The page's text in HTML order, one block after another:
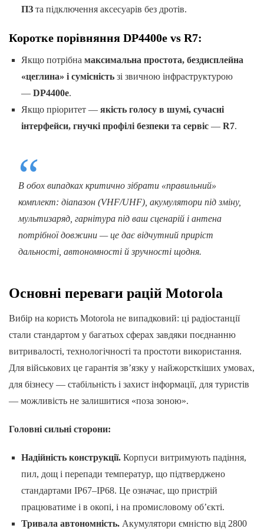
ПЗта підключення аксесуарів без дротів.
Коротке порівняння DP4400e vs R7:
Якщо потрібна максимальна простота, бездисплейна
«цеглина» і сумісністьзі звичною інфраструктурою
— DP4400e.
Якщо пріоритет — якість голосу в шумі, сучасні
інтерфейси, гнучкі профілі безпеки та сервіс— R7.
В обох випадках критично зібрати «правильний»
комплект: діапазон (VHF/UHF), акумулятори під зміну,
мультизаряд, гарнітура під ваш сценарій і антена
потрібної довжини — це дає відчутний приріст
дальності, автономності й зручності щодня.
Основні переваги рацій Motorola
Вибір на користь Motorola не випадковий: ці радіостанції
стали стандартом у багатьох сферах завдяки поєднанню
витривалості, технологічності та простоти використання.
Для військових це гарантія зв’язку у найжорсткіших умовах,
для бізнесу — стабільність і захист інформації, для туристів
— можливість не залишитися «поза зоною».
Головні сильні сторони:
Надійність конструкції.Корпуси витримують падіння,
пил, дощ і перепади температур, що підтверджено
стандартами IP67–IP68. Це означає, що пристрій
працюватиме і в окопі, і на промисловому об’єкті.
Тривала автономність.Акумулятори ємністю від 2800